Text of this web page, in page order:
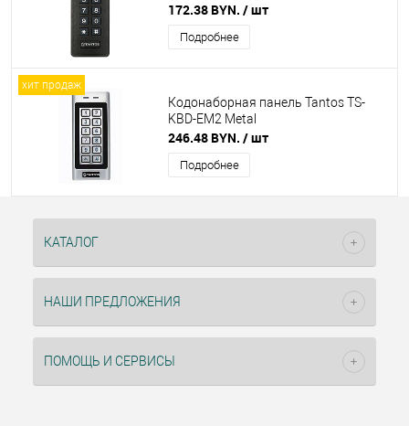
172.38 BYN. / шт
Подробнее
хит продаж
Кодонаборная панель Tantos TS-
KBD-EM2 Metal
246.48 BYN. / шт
Подробнее
КАТАЛОГ
НАШИ ПРЕДЛОЖЕНИЯ
ПОМОЩЬ И СЕРВИСЫ